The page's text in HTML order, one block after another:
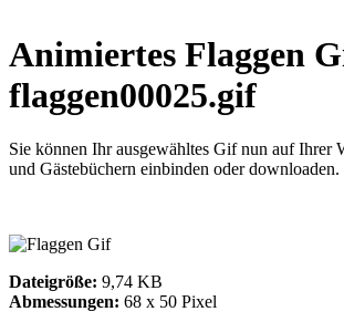
Animiertes Flaggen
flaggen00025.gif
Sie können Ihr ausgewähltes Gif nun auf Ihrer
und Gästebüchern einbinden oder downloaden.
Dateigröße: 9,74 KB
Abmessungen: 68 x 50 Pixel